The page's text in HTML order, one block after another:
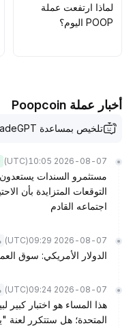
التنقيب طويل الأجل عن
لماذا ارتفعت عملة
POOP اليوم؟
أخبار عملة Poopcoin
تلخيص بمساعدة TradeGPT
2026-08-07 10:05
(UTC)
مستثمرو السندات يستعدون
التوقعات المتزايدة بأن
اجتماعه القادم
2026-08-07 09:29
(UTC)
الدولار الأمريكي: سوق
2026-08-07 09:24
(UTC)
هذا المساء هو اختبار كبير
المتحدة؛ هل ستتكرر لعنة